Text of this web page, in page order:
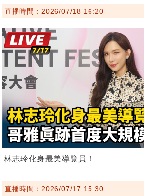
直播時間：2026/07/18 16:20
林志玲化身最美導覽員！
直播時間：2026/07/17 15:30